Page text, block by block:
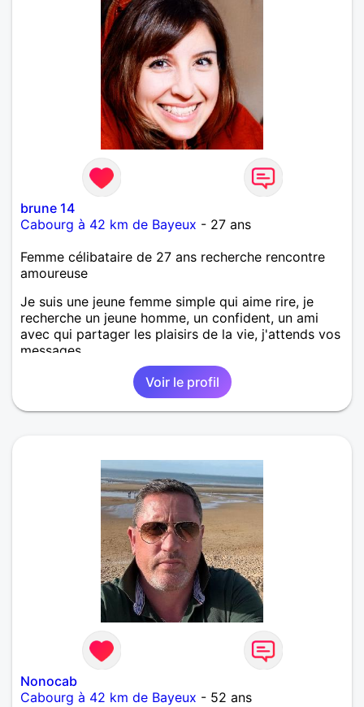
brune 14
Cabourg à 42 km de Bayeux - 27 ans
Femme célibataire de 27 ans recherche rencontre
amoureuse
Je suis une jeune femme simple qui aime rire, je
recherche un jeune homme, un confident, un ami
avec qui partager les plaisirs de la vie, j'attends vos
messages.
Voir le profil
Nonocab
Cabourg à 42 km de Bayeux - 52 ans